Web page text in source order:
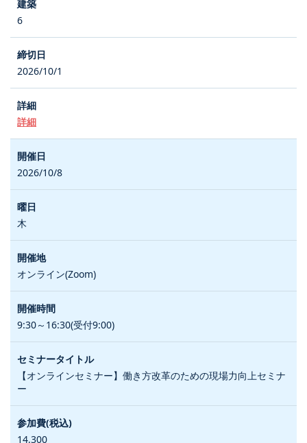
6
2026/10/1
詳細
2026/10/8
木
オンライン(Zoom)
9:30～16:30(受付9:00)
【オンラインセミナー】働き方改革のための現場力向上セミナ
ー
14,300